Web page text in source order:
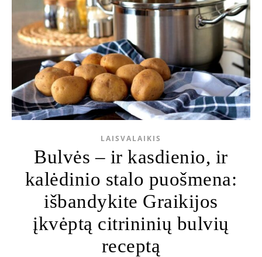
LAISVALAIKIS
Bulvės – ir kasdienio, ir
kalėdinio stalo puošmena:
išbandykite Graikijos
įkvėptą citrininių bulvių
receptą